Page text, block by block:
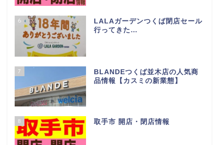
3
多肉植物の楽園！茨城にある阿見
の「四国造園」行ってきた
4
【2026年最新版】守谷市開店・
閉店情報
5
【2026年最新版】龍ヶ崎市開
店・閉店情報